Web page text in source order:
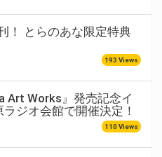
！ とらのあな限定特典
193 Views
Art Works』発売記念イ
ジオ会館で開催決定！
110 Views